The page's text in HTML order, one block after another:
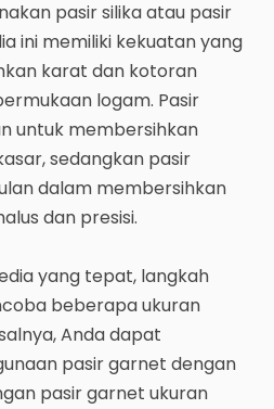
pasir silika atau pasir
ini memiliki kekuatan yang
karat dan kotoran
logam. Pasir
untuk membersihkan
sedangkan pasir
dalam membersihkan
dan presisi.
yang tepat, langkah
beberapa ukuran
Anda dapat
pasir garnet dengan
pasir garnet ukuran